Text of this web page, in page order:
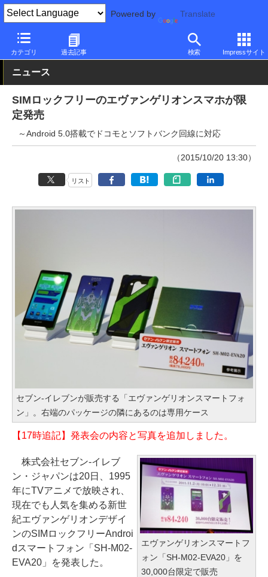
Powered by Translate
カテゴリ 過去記事 検索 Impressサイト
PC Watch パソコン/タブレット/スマートフォン スマートフォン
ニュース
SIMロックフリーのエヴァンゲリオンスマホが限
定発売
～Android 5.0搭載でドコモとソフトバンク回線に対応
（2015/10/20 13:30）
リスト
セブン‐イレブンが販売する「エヴァンゲリオンスマートフォ
ン」。右端のパッケージの隣にあるのは専用ケース
【17時追記】発表会の内容と写真を追加しました。
エヴァンゲリオンスマートフ
ォン「SH-M02-EVA20」を
30,000台限定で販売
株式会社セブン‐イレブ
ン・ジャパンは20日、1995
年にTVアニメで放映され、
現在でも人気を集める新世
紀エヴァンゲリオンデザイ
ンのSIMロックフリーAndroi
dスマートフォン「SH-M02-
EVA20」を発表した。